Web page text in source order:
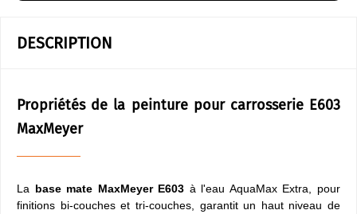
DESCRIPTION
Propriétés de la peinture pour carrosserie E603
MaxMeyer
La base mate MaxMeyer E603 à l'eau AquaMax Extra, pour
finitions bi-couches et tri-couches, garantit un haut niveau de